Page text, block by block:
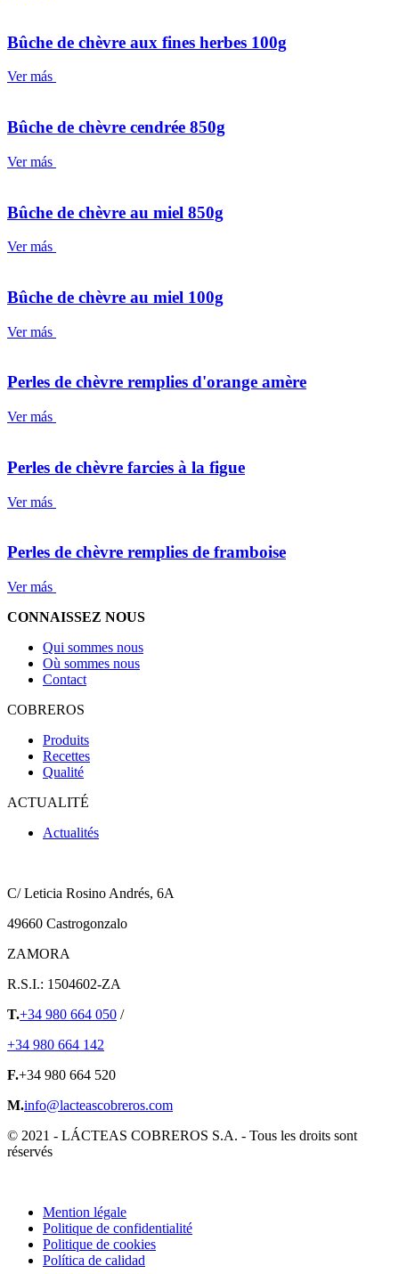
Bûche de chèvre aux fines herbes 100g
Ver más
Bûche de chèvre cendrée 850g
Ver más
Bûche de chèvre au miel 850g
Ver más
Bûche de chèvre au miel 100g
Ver más
Perles de chèvre remplies d'orange amère
Ver más
Perles de chèvre farcies à la figue
Ver más
Perles de chèvre remplies de framboise
Ver más
CONNAISSEZ NOUS
Qui sommes nous
Où sommes nous
Contact
COBREROS
Produits
Recettes
Qualité
ACTUALITÉ
Actualités
C/ Leticia Rosino Andrés, 6A
49660 Castrogonzalo
ZAMORA
R.S.I.: 1504602-ZA
T.+34 980 664 050 /
+34 980 664 142
F.+34 980 664 520
M.info@lacteascobreros.com
© 2021 - LÁCTEAS COBREROS S.A. - Tous les droits sont
réservés
Mention légale
Politique de confidentialité
Politique de cookies
Política de calidad